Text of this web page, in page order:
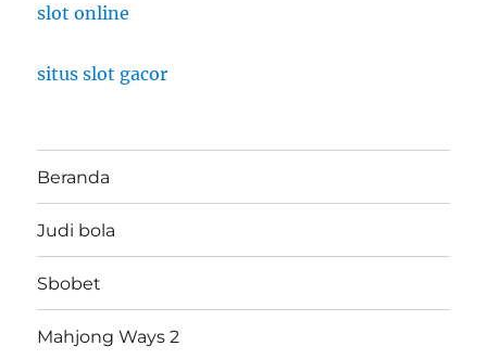
slot online
situs slot gacor
Beranda
Judi bola
Sbobet
Mahjong Ways 2